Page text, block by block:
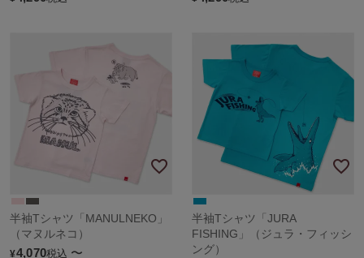
半袖Tシャツ「MANULNEKO」
（マヌルネコ）
¥4,070税込 〜
半袖Tシャツ「JURA
FISHING」（ジュラ・フィッシ
ング）